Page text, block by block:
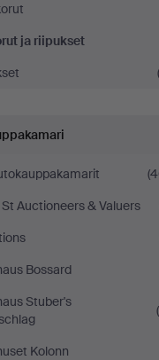
ja riipukset
Auctioneers & Valuers
Bossard
Stuber's
Kolonn